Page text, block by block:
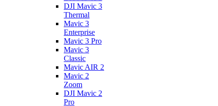
DJI Mavic 3
Thermal
Mavic 3
Enterprise
Mavic 3 Pro
Mavic 3
Сlassic
Mavic AIR 2
Mavic 2
Zoom
DJI Mavic 2
Pro